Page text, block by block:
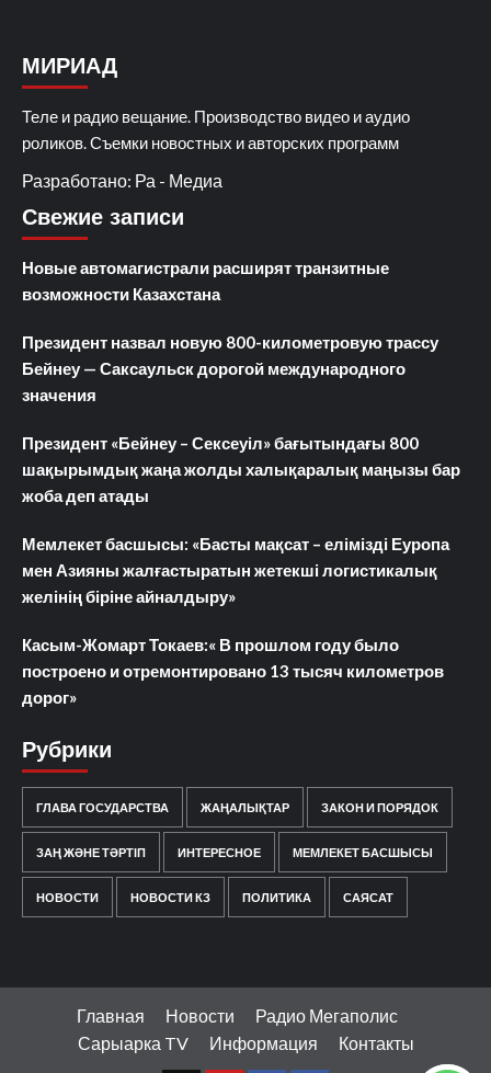
МИРИАД
Теле и радио вещание. Производство видео и аудио
роликов. Съемки новостных и авторских программ
Разработано: Ра - Медиа
Свежие записи
Новые автомагистрали расширят транзитные
возможности Казахстана
Президент назвал новую 800-километровую трассу
Бейнеу — Саксаульск дорогой международного
значения
Президент «Бейнеу – Сексеуіл» бағытындағы 800
шақырымдық жаңа жолды халықаралық маңызы бар
жоба деп атады
Мемлекет басшысы: «Басты мақсат – елімізді Еуропа
мен Азияны жалғастыратын жетекші логистикалық
желінің біріне айналдыру»
Касым-Жомарт Токаев:« В прошлом году было
построено и отремонтировано 13 тысяч километров
дорог»
Рубрики
ГЛАВА ГОСУДАРСТВА ЖАҢАЛЫҚТАР ЗАКОН И ПОРЯДОК
ЗАҢ ЖӘНЕ ТӘРТІП ИНТЕРЕСНОЕ МЕМЛЕКЕТ БАСШЫСЫ
НОВОСТИ НОВОСТИ КЗ ПОЛИТИКА САЯСАТ
Главная Новости
Радио Мегаполис
Сарыарка TV
Информация Контакты